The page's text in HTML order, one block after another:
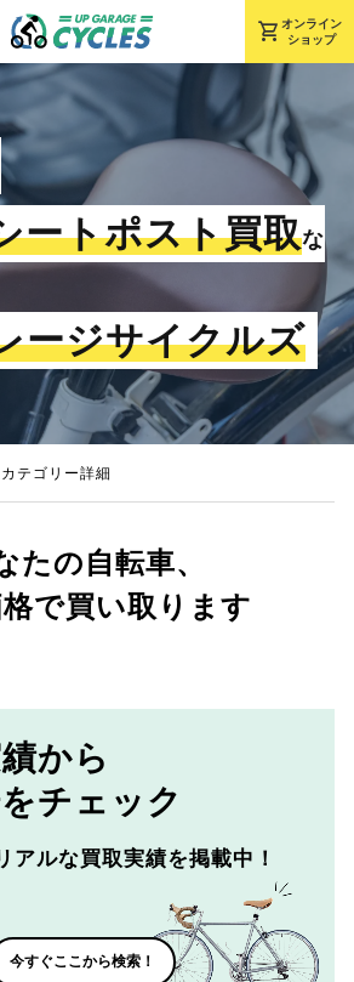
shopping_cart オンライン
ショップ
ートポスト買取な
ージサイクルズ
テゴリー詳細
たの自転車、
で買い取ります
から
チェック
アルな買取実績を掲載中！
今すぐここから検索！